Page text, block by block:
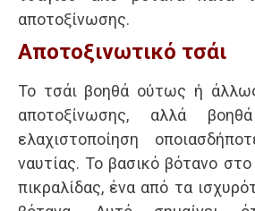
αποτοξίνωσης.
Αποτοξινωτικό τσάι
Το τσάι βοηθά ούτως ή
αποτοξίνωσης, αλλά
ελαχιστοποίηση
ναυτίας. Το βασικό βότανο στο
πικραλίδας, ένα από τα